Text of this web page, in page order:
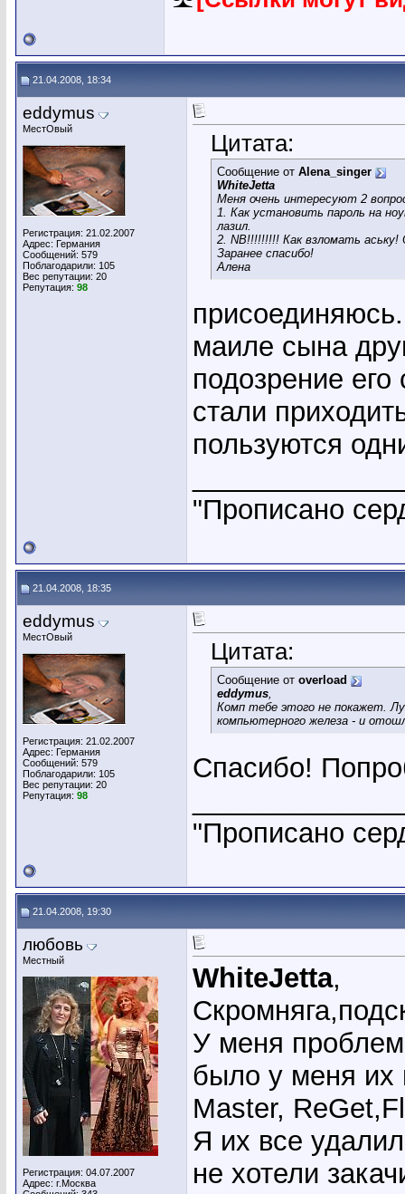
21.04.2008, 18:34
eddymus
МестОвый
Регистрация: 21.02.2007
Адрес: Германия
Сообщений: 579
Поблагодарили: 105
Вес репутации: 20
Репутация: 98
Цитата:
Сообщение от Alena_singer
WhiteJetta
Меня очень интересуют 2
1. Как установить пароль на
лазил.
2. NB!!!!!!!!! Как взломать
Заранее спасибо!
Алена
маиле сына
подозрение
стали
пользуются
"Прописано
21.04.2008, 18:35
eddymus
МестОвый
Регистрация: 21.02.2007
Адрес: Германия
Сообщений: 579
Поблагодарили: 105
Вес репутации: 20
Репутация: 98
Цитата:
Сообщение от overload
eddymus,
Комп тебе этого не покажет.
компьютерного железа - и
Спасибо!
"Прописано
21.04.2008, 19:30
любовь
Местный
Регистрация: 04.07.2007
Адрес: г.Москва
WhiteJetta,
У меня
было у меня их
Master,
Я их все
не хотели